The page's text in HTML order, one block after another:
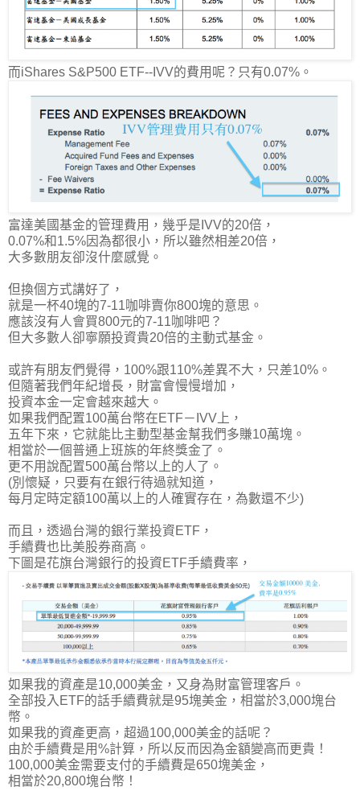
而iShares S&P500 ETF--IVV的費用呢？只有0.07%。
富達美國基金的管理費用，幾乎是IVV的20倍 ，
0.07%和1.5%因為都很小，所以雖然相差20倍，
大多數朋友卻沒什麼感覺。
但換個方式講好了，
就是一杯40塊的7-11咖啡賣你800塊的意思。
應該沒有人會買800元的7-11咖啡吧？
但大多數人卻寧願投資貴20倍的主動式基金。
或許有朋友們覺得，100%跟110%差異不大，只差10%。
但隨著我們年紀增長，財富會慢慢增加，
投資本金一定會越來越大。
如果我們配置100萬台幣在ETF－IVV上，
五年下來，它就能比主動型基金幫我們多賺10萬塊。
相當於一個普通上班族的年終獎金了。
更不用說配置500萬台幣以上的人了。
(別懷疑，只要有在銀行待過就知道，
每月定時定額100萬以上的人確實存在，為數還不少)
而且，透過台灣的銀行業投資ETF，
手續費也比美股券商高。
下圖是花旗台灣銀行的投資ETF手續費率，
如果我的資產是10,000美金，又身為財富管理客戶。
全部投入ETF的話手續費就是95塊美金，相當於3,000塊台
幣。
如果我的資產更高，超過100,000美金的話呢？
由於手續費是用%計算，所以反而因為金額變高而更貴！
100,000美金需要支付的手續費是650塊美金，
相當於20,800塊台幣！